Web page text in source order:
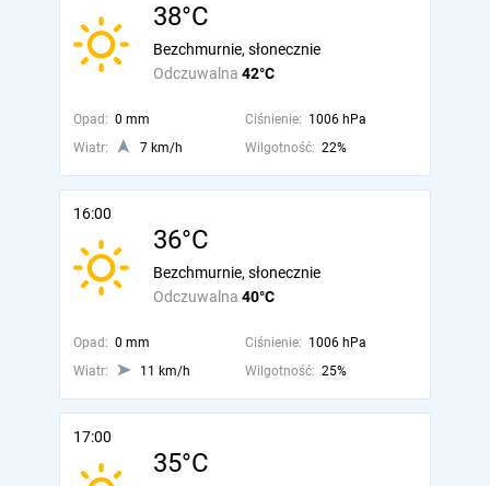
38°C
Odczuwalna 42°C
Bezchmurnie, słonecznie
Opad: 0 mm Ciśnienie: 1006 hPa
Wiatr:
7 km/h Wilgotność: 22%
16:00
36°C
Odczuwalna 40°C
Bezchmurnie, słonecznie
Opad: 0 mm Ciśnienie: 1006 hPa
Wiatr:
11 km/h Wilgotność: 25%
17:00
35°C